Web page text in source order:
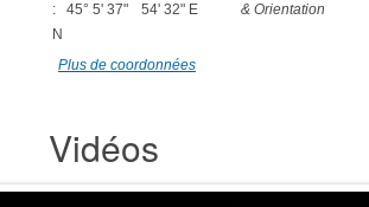
: 45° 5' 37"
N
54' 32" E
& Orientation
Plus de coordonnées
Vidéos